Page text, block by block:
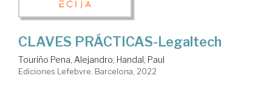
CLAVES PRÁCTICAS-Legaltech
Touriño Pena, Alejandro; Handal, Paul
Ediciones Lefebvre. Barcelona, 2022